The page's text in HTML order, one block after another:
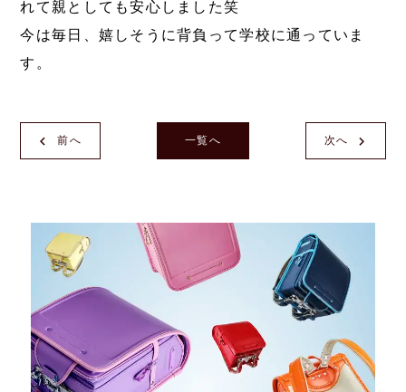
れて親としても安心しました笑
今は毎日、嬉しそうに背負って学校に通っていま
す。
前へ 次へ
一覧へ